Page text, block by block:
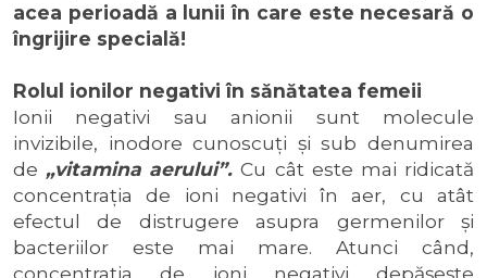
acea perioadă a lunii în care este necesară o
îngrijire specială!
Rolul ionilor negativi în sănătatea femeii
Ionii negativi sau anionii sunt molecule
invizibile, inodore cunoscuţi şi sub denumirea
de „vitamina aerului”. Cu cât este mai ridicată
concentraţia de ioni negativi în aer, cu atât
efectul de distrugere asupra germenilor şi
bacteriilor este mai mare. Atunci când,
concentraţia de ioni negativi depăşeşte